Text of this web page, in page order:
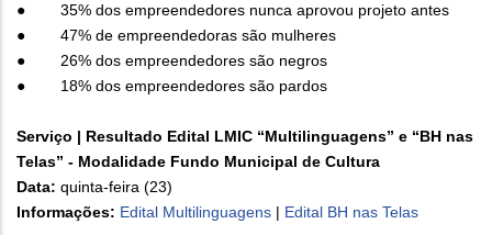
● 35% dos empreendedores nunca aprovou projeto antes
● 47% de empreendedoras são mulheres
● 26% dos empreendedores são negros
● 18% dos empreendedores são pardos
Serviço | Resultado Edital LMIC “Multilinguagens” e “BH nas
Telas” - Modalidade Fundo Municipal de Cultura
Data: quinta-feira (23)
Informações: Edital Multilinguagens | Edital BH nas Telas